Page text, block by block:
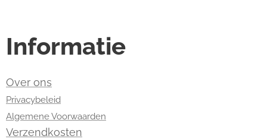
Informatie
Over ons
Privacybeleid
Algemene Voorwaarden
Verzendkosten